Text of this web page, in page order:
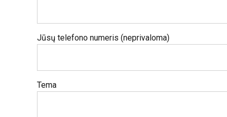
Jūsų telefono numeris (neprivaloma)
Tema